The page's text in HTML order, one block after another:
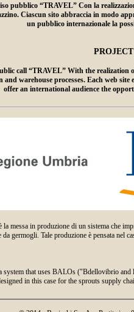
pubblico “TRAVEL” Con la
Ciascun sito abbraccia in modo
un pubblico internazionale la
call “TRAVEL” With the
warehouse processes. Each web
offer an international audience the
la messa in produzione di un sistema
germogli. Tale produzione è pensata nel
that uses BALOs ("Bdellovibrio
in this case for the sprouts supply